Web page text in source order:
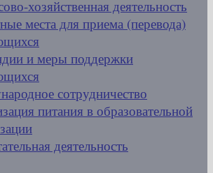
хозяйственная деятельность
места для приема (перевода)
и меры поддержки
сотрудничество
питания в образовательной
деятельность